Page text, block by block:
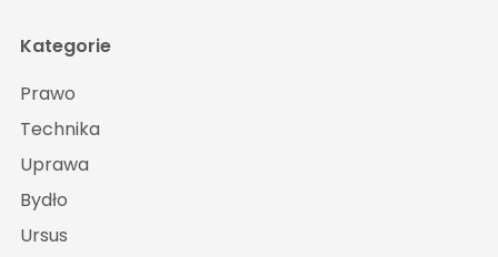
Kategorie
Prawo
Technika
Uprawa
Bydło
Ursus